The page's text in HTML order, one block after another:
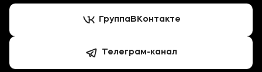
ГруппаВКонтакте
Телеграм-канал